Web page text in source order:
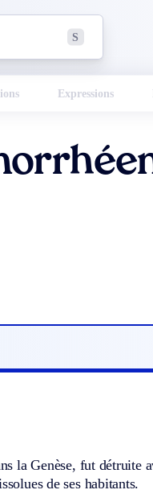
S
Expressions
la Genèse, fut détruite
de ses habitants.